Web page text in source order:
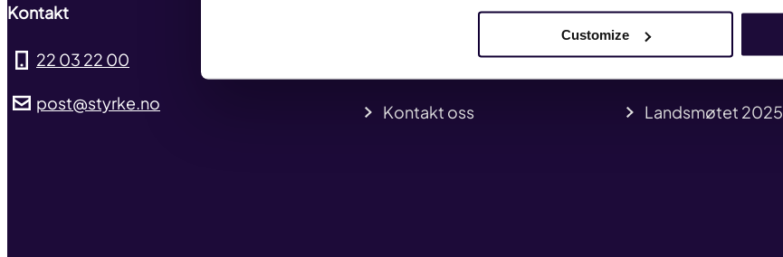
Customize
Kontakt
22 03 22 00
post@styrke.no Kontakt oss Landsmøtet 2025